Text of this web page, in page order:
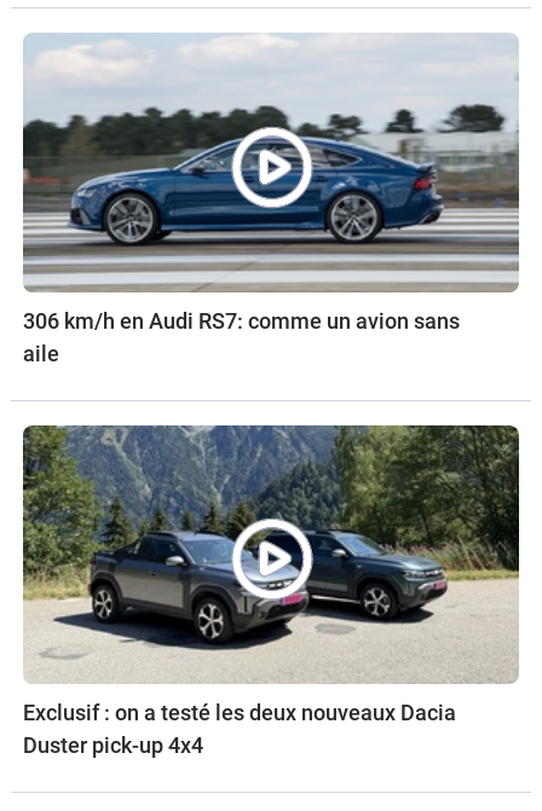
306 km/h en Audi RS7: comme un avion sans
aile
Exclusif : on a testé les deux nouveaux Dacia
Duster pick-up 4x4